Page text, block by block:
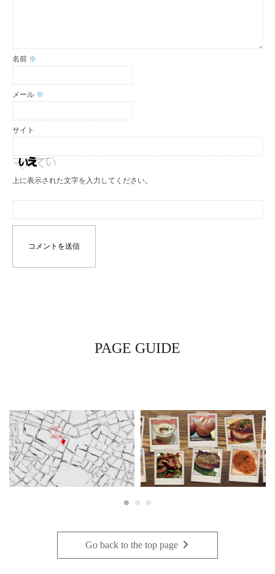
名前 ※
メール ※
サイト
上に表示された文字を入力してください。
PAGE GUIDE
Go back to the top page